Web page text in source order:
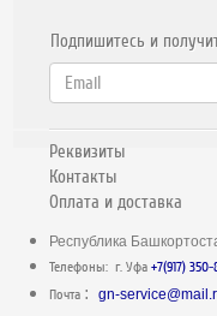
Подпишитесь и
Реквизиты
Контакты
Оплата и доставка
Республика
Телефоны: г. Уфа+7(917) 350-
Почта :gn-